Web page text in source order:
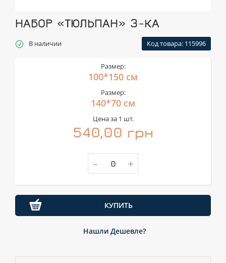
НАБОР «ТЮЛЬПАН» 3-КА
В наличии Код товара: 115996
Размер:
100*150 см
Размер:
140*70 см
Цена за 1 шт.
540,00 грн
- +
КУПИТЬ
Нашли Дешевле?